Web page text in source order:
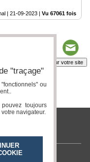
| 21-09-2023 | Vu 67061 fois
Insérez sur votre site
"traçage"
ou
toujours
navigateur.